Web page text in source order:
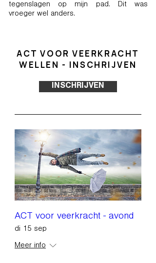
tegenslagen op mijn pad. Dit was
vroeger wel anders.
ACT VOOR VEERKRACHT
WELLEN - INSCHRIJVEN
INSCHRIJVEN
ACT voor veerkracht - avond
di 15 sep
Meer info